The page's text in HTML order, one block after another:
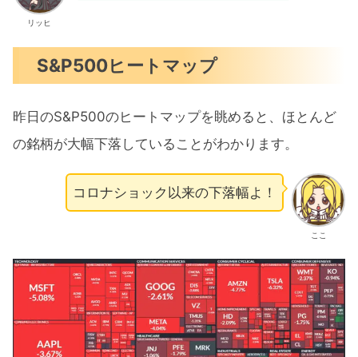
リッヒ
S&P500ヒートマップ
昨日のS&P500のヒートマップを眺めると、ほとんど
の銘柄が大幅下落していることがわかります。
ここ
コロナショック以来の下落幅よ！